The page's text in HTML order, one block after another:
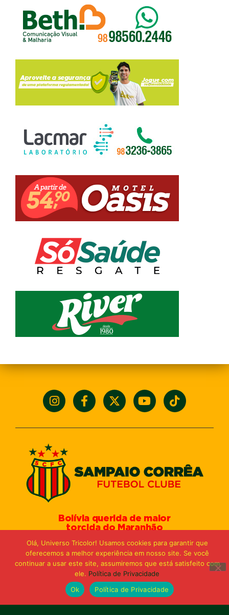
Bolívia querida de maior
torcida do Maranhão
Turu Velho – São Luís-MA – CEP: 65066-320
Email: marketing@sampaiocorreafc.com.br
© 2021 • Sampaio Corrêa Futebol Clube
Web Design: MP Marketing, Promo e Digital
Olá, Universo Tricolor! Usamos cookies para garantir que
oferecemos a melhor experiência em nosso site. Se você
continuar a usar este site, assumiremos que está satisfeito com
ele. Política de Privacidade
Ok
Política de Privacidade